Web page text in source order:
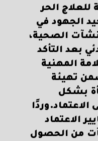
للعلاج الحر
الجهود في
الصحية،
بعد التأكد
المهنية
تهيئة
بشكل
الاعتماد
من الحصول